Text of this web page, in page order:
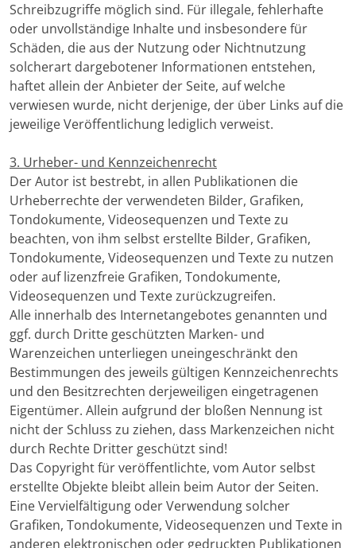
Schreibzugriffe möglich sind. Für illegale, fehlerhafte
oder unvollständige Inhalte und insbesondere für
Schäden, die aus der Nutzung oder Nichtnutzung
solcherart dargebotener Informationen entstehen,
haftet allein der Anbieter der Seite, auf welche
verwiesen wurde, nicht derjenige, der über Links auf die
jeweilige Veröffentlichung lediglich verweist.
3. Urheber- und Kennzeichenrecht
Der Autor ist bestrebt, in allen Publikationen die
Urheberrechte der verwendeten Bilder, Grafiken,
Tondokumente, Videosequenzen und Texte zu
beachten, von ihm selbst erstellte Bilder, Grafiken,
Tondokumente, Videosequenzen und Texte zu nutzen
oder auf lizenzfreie Grafiken, Tondokumente,
Videosequenzen und Texte zurückzugreifen.
Alle innerhalb des Internetangebotes genannten und
ggf. durch Dritte geschützten Marken- und
Warenzeichen unterliegen uneingeschränkt den
Bestimmungen des jeweils gültigen Kennzeichenrechts
und den Besitzrechten derjeweiligen eingetragenen
Eigentümer. Allein aufgrund der bloßen Nennung ist
nicht der Schluss zu ziehen, dass Markenzeichen nicht
durch Rechte Dritter geschützt sind!
Das Copyright für veröffentlichte, vom Autor selbst
erstellte Objekte bleibt allein beim Autor der Seiten.
Eine Vervielfältigung oder Verwendung solcher
Grafiken, Tondokumente, Videosequenzen und Texte in
anderen elektronischen oder gedruckten Publikationen